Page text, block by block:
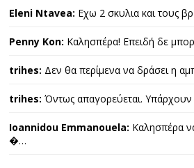
Eleni Ntavea: Εχω 2 σκυλια και τους
Penny Kon: Καλησπέρα! Επειδή δε
trihes: Δεν θα περίμενα να δράσει η
trihes: Όντως απαγορεύεται.
Ioannidou Emmanouela: Καλησπέρα
�…